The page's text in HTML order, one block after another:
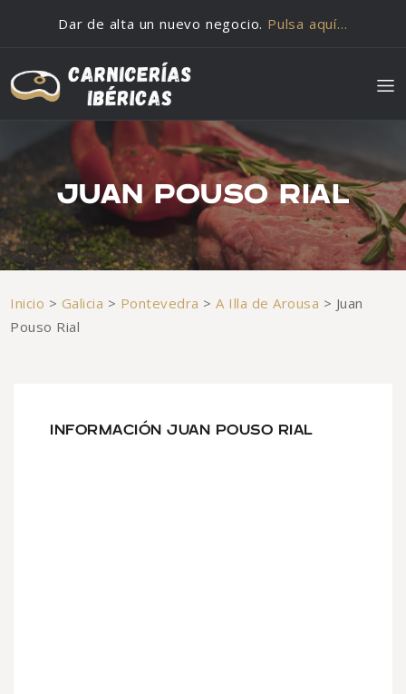
Dar de alta un nuevo negocio. Pulsa aquí…
JUAN POUSO RIAL
Inicio > Galicia > Pontevedra >A Illa de Arousa > Juan
Pouso Rial
INFORMACIÓN JUAN POUSO RIAL